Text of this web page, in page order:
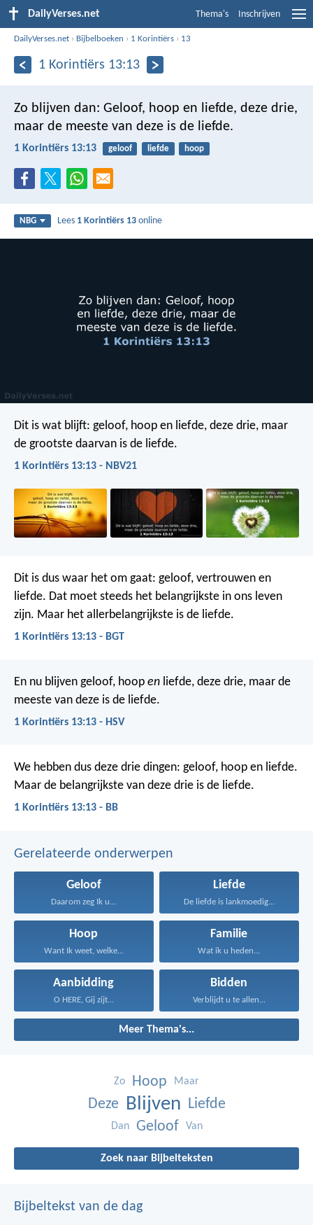
DailyVerses.net Thema's Inschrijven
DailyVerses.net › Bijbelboeken › 1 Korintiërs › 13
1 Korintiërs 13:13
Zo blijven dan: Geloof, hoop en liefde, deze drie,
maar de meeste van deze is de liefde.
1 Korintiërs 13:13 geloof liefde hoop
NBG Lees 1 Korintiërs 13 online
Dit is wat blijft: geloof, hoop en liefde, deze drie, maar
de grootste daarvan is de liefde.
1 Korintiërs 13:13 - NBV21
Dit is dus waar het om gaat: geloof, vertrouwen en
liefde. Dat moet steeds het belangrijkste in ons leven
zijn. Maar het allerbelangrijkste is de liefde.
1 Korintiërs 13:13 - BGT
En nu blijven geloof, hoop en liefde, deze drie, maar de
meeste van deze is de liefde.
1 Korintiërs 13:13 - HSV
We hebben dus deze drie dingen: geloof, hoop en liefde.
Maar de belangrijkste van deze drie is de liefde.
1 Korintiërs 13:13 - BB
Gerelateerde onderwerpen
Geloof
Daarom zeg Ik u...
Liefde
De liefde is lankmoedig...
Hoop
Want Ik weet, welke...
Familie
Wat ik u heden...
Aanbidding
O HERE, Gij zijt...
Bidden
Verblijdt u te allen...
Meer Thema's...
Zo Hoop Maar
Deze Blijven Liefde
Dan Geloof Van
Zoek naar Bijbelteksten
Bijbeltekst van de dag